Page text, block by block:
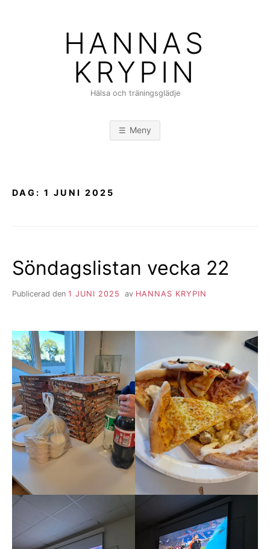
HANNAS
KRYPIN
Hälsa och träningsglädje
Meny
DAG: 1 JUNI 2025
Söndagslistan vecka 22
Publicerad den 1 JUNI 2025 av HANNAS KRYPIN